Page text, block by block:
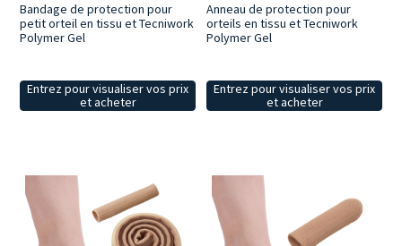
Bandage de protection pour
petit orteil en tissu et Tecniwork
Polymer Gel
Entrez pour visualiser vos prix
et acheter
Anneau de protection pour
orteils en tissu et Tecniwork
Polymer Gel
Entrez pour visualiser vos prix
et acheter